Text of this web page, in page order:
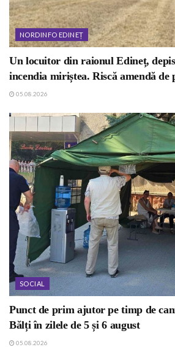
NORDINFO EDINEȚ
Un locuitor din raionul Edineț,
incendia miriștea. Riscă amendă de
05.08.2026
SOCIAL
Punct de prim ajutor pe timp de
Bălți în zilele de 5 și 6 august
05.08.2026